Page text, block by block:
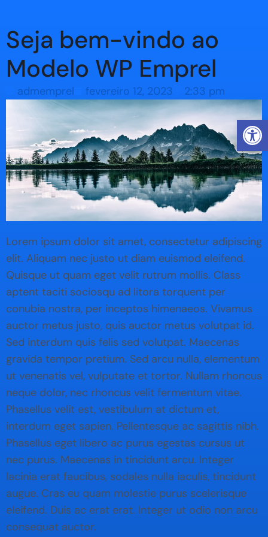
Abrir
Seja bem-vindo ao
Modelo WP Emprel
admemprel fevereiro 12, 2023 2:33 pm
Lorem ipsum dolor sit amet, consectetur adipiscing
elit. Aliquam nec justo ut diam euismod eleifend.
Quisque ut quam eget velit rutrum mollis. Class
aptent taciti sociosqu ad litora torquent per
conubia nostra, per inceptos himenaeos. Vivamus
auctor metus justo, quis auctor metus volutpat id.
Sed interdum quis felis sed volutpat. Maecenas
gravida tempor pretium. Sed arcu nulla, elementum
ut venenatis vel, vulputate et tortor. Nullam rhoncus
neque dolor, nec rhoncus velit fermentum vitae.
Phasellus velit est, vestibulum at dictum et,
interdum eget sapien. Pellentesque ac sagittis nibh.
Phasellus eget libero ac purus egestas cursus ut
nec purus. Maecenas in tincidunt arcu. Integer
lacinia erat faucibus, sodales nulla iaculis, tincidunt
augue. Cras eu quam molestie purus scelerisque
eleifend. Duis ac erat erat. Integer ut odio non arcu
consequat auctor.